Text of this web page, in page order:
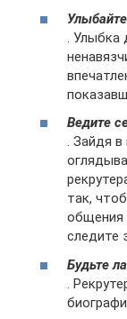
. Улыбка
Ведите
. Зайдя
так,
общения
следите
Будьте
.